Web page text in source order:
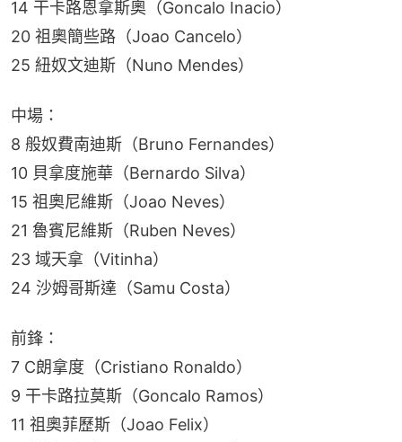
14 干卡路恩拿斯奧（Goncalo Inacio）
20 祖奧簡些路（Joao Cancelo）
25 紐奴文迪斯（Nuno Mendes）
中場：
8 般奴費南迪斯（Bruno Fernandes）
10 貝拿度施華（Bernardo Silva）
15 祖奧尼維斯（Joao Neves）
21 魯賓尼維斯（Ruben Neves）
23 域天拿（Vitinha）
24 沙姆哥斯達（Samu Costa）
前鋒：
7 C朗拿度（Cristiano Ronaldo）
9 干卡路拉莫斯（Goncalo Ramos）
11 祖奧菲歷斯（Joao Felix）